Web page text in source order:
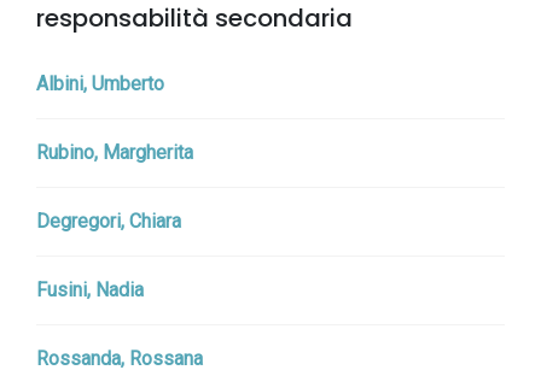
responsabilità secondaria
Albini, Umberto
Rubino, Margherita
Degregori, Chiara
Fusini, Nadia
Rossanda, Rossana